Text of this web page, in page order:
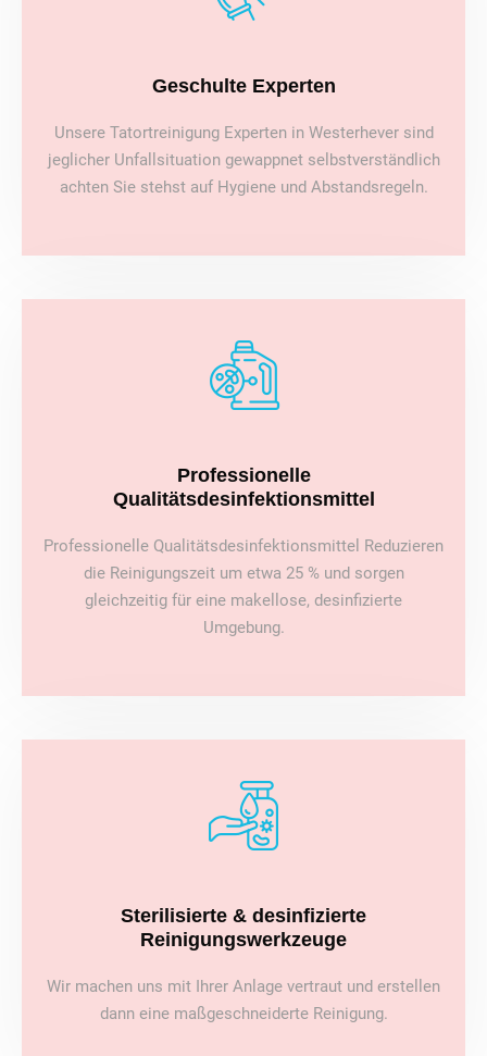
Geschulte Experten
Unsere Tatortreinigung Experten in Westerhever sind
jeglicher Unfallsituation gewappnet selbstverständlich
achten Sie stehst auf Hygiene und Abstandsregeln.
Professionelle
Qualitätsdesinfektionsmittel
Professionelle Qualitätsdesinfektionsmittel Reduzieren
die Reinigungszeit um etwa 25 % und sorgen
gleichzeitig für eine makellose, desinfizierte
Umgebung.
Sterilisierte & desinfizierte
Reinigungswerkzeuge
Wir machen uns mit Ihrer Anlage vertraut und erstellen
dann eine maßgeschneiderte Reinigung.